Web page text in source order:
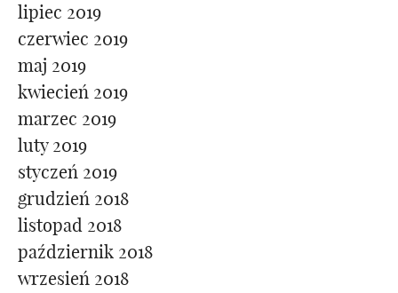
lipiec 2019
czerwiec 2019
maj 2019
kwiecień 2019
marzec 2019
luty 2019
styczeń 2019
grudzień 2018
listopad 2018
październik 2018
wrzesień 2018